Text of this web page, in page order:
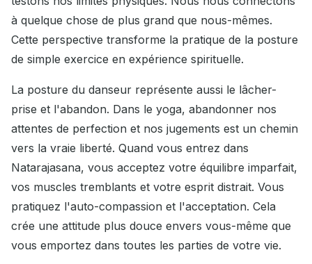
à quelque chose de plus grand que nous-mêmes.
Cette perspective transforme la pratique de la posture
de simple exercice en expérience spirituelle.
La posture du danseur représente aussi le lâcher-
prise et l'abandon. Dans le yoga, abandonner nos
attentes de perfection et nos jugements est un chemin
vers la vraie liberté. Quand vous entrez dans
Natarajasana, vous acceptez votre équilibre imparfait,
vos muscles tremblants et votre esprit distrait. Vous
pratiquez l'auto-compassion et l'acceptation. Cela
crée une attitude plus douce envers vous-même que
vous emportez dans toutes les parties de votre vie.